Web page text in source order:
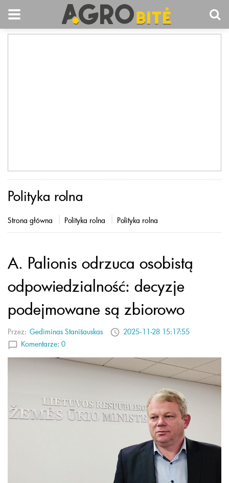
Polityka rolna
Strona główna Polityka rolna Polityka rolna
A. Palionis odrzuca osobistą
odpowiedzialność: decyzje
podejmowane są zbiorowo
Przez: Gediminas Stanišauskas
2025-11-28 15:17:55
Komentarze: 0